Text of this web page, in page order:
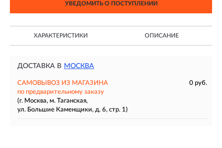
УВЕДОМИТЬ О ПОСТУПЛЕНИИ
ХАРАКТЕРИСТИКИ ОПИСАНИЕ
ДОСТАВКА В МОСКВА
САМОВЫВОЗ ИЗ МАГАЗИНА
0 руб.
по предварительному заказу
(г. Москва, м. Таганская,
ул. Большие Каменщики, д. 6, стр. 1)